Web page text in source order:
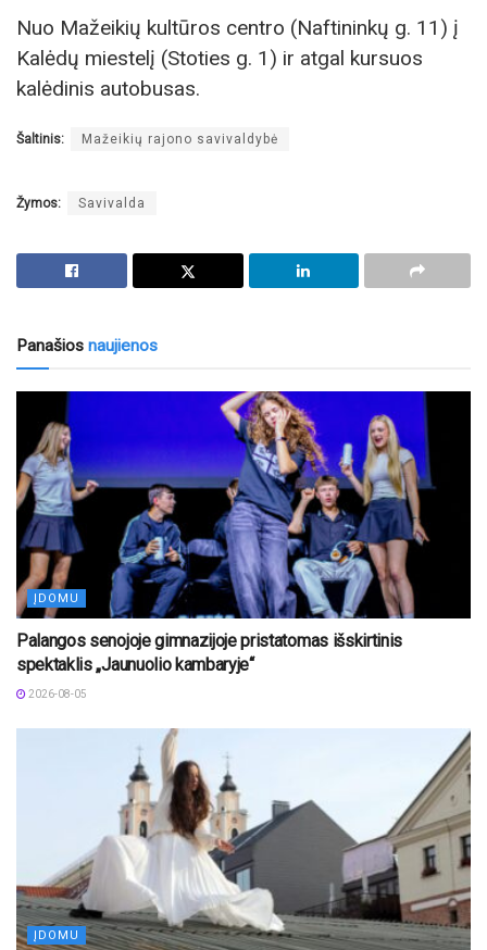
Nuo Mažeikių kultūros centro (Naftininkų g. 11) į
Kalėdų miestelį (Stoties g. 1) ir atgal kursuos
kalėdinis autobusas.
Šaltinis: Mažeikių rajono savivaldybė
Žymos: Savivalda
Panašios naujienos
ĮDOMU
Palangos senojoje gimnazijoje pristatomas išskirtinis
spektaklis „Jaunuolio kambaryje“
2026-08-05
ĮDOMU